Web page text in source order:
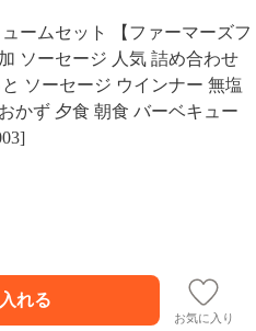
ームセット 【ファーマーズフ
ソーセージ 人気 詰め合わせ
ソーセージ ウインナー 無塩
かず 夕食 朝食 バーベキュー
お気に入り